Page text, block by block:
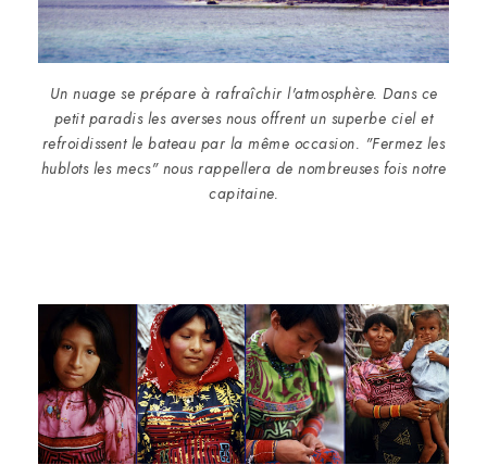
Un nuage se prépare à rafraîchir l'atmosphère. Dans ce
petit paradis les averses nous offrent un superbe ciel et
refroidissent le bateau par la même occasion. "Fermez les
hublots les mecs" nous rappellera de nombreuses fois notre
capitaine.